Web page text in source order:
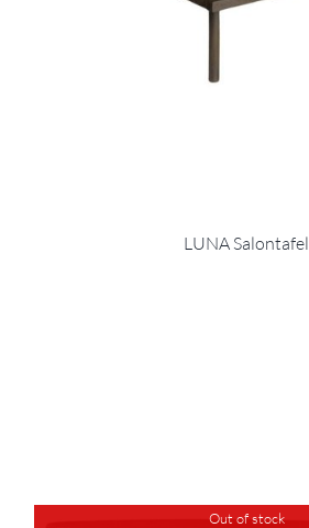
LUNA Salontafel
Out of stock